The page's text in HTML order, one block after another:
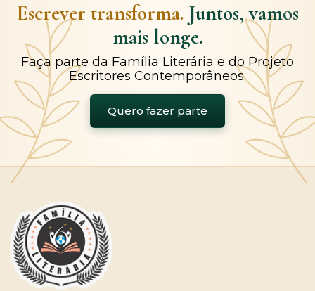
Escrever transforma. Juntos, vamos
mais longe.
Faça parte da Família Literária e do Projeto
Escritores Contemporâneos.
Quero fazer parte